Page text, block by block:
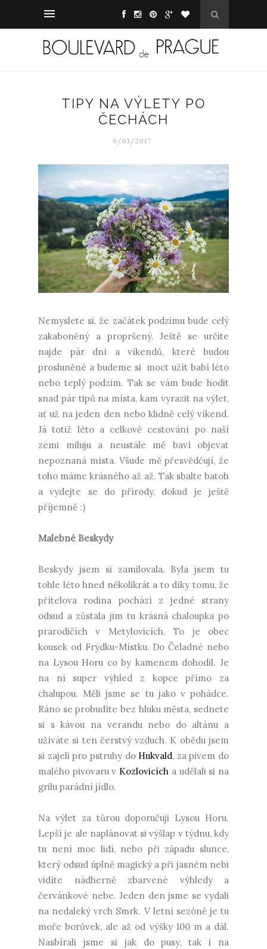
TIPY NA VÝLETY PO
ČECHÁCH
9/01/2017
Nemyslete si, že začátek podzimu bude celý
zakaboněný a propršený. Ještě se určite
najde pár dní a víkendů, které budou
prosluněné a budeme si moct užít babí léto
nebo teplý podzim. Tak se vám bude hodit
snad pár tipů na místa, kam vyrazit na výlet,
ať už na jeden den nebo klidně celý víkend.
Já totiž léto a celkově cestování po naší
zemi miluju a neustále mě baví objevat
nepoznaná místa. Všude mě přesvědčují, že
toho máme krásného až až. Tak sbalte batoh
a vydejte se do přírody, dokud je ještě
příjemně :)
Malebné Beskydy
Beskydy jsem si zamilovala. Byla jsem tu
tohle léto hned několikrát a to díky tomu, že
přítelova rodina pochází z jedné strany
odsud a zůstala jim tu krásná chaloupka po
prarodičích v Metylovicích. To je obec
kousek od Frýdku-Místku. Do Čeladné nebo
na Lysou Horu co by kamenem dohodil. Je
na ní super výhled z kopce přímo za
chalupou. Měli jsme se tu jako v pohádce.
Ráno se probudíte bez hluku města, sednete
si s kávou na verandu nebo do altánu a
užíváte si ten čerstvý vzduch. K obědu jsem
si zajeli pro pstruhy do Hukvald, za pivem do
malého pivovaru v Kozlovicích a udělali si na
grilu parádní jídlo.
Na výlet za tůrou doporučuji Lysou Horu.
Lepší je ale naplánovat si výšlap v týdnu, kdy
tu není moc lidí, nebo při západu slunce,
který odsud úplně magický a při jasném nebi
vidíte nádherně zbarvené výhledy a
červánkové nebe. Jeden den jsme se vydali
na nedaleký vrch Smrk. V letní sezóně je tu
moře borůvek, ale až od výšky 100 m a dál.
Nasbírali jsme si jak do pusy, tak i na